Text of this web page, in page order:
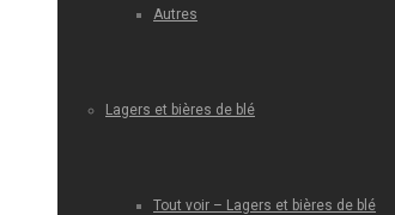
Autres
Lagers et bières de blé
Tout voir – Lagers et bières de blé